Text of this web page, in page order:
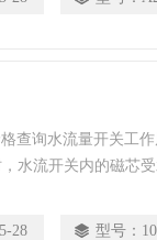
查询水流量开关工
水流开关内的磁芯
入设备控制系统，经
28 型号：